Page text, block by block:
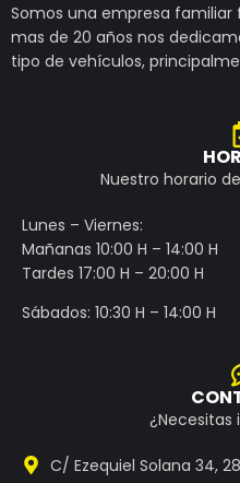
Somos una empresa familiar
mas de 20 años nos
tipo de vehículos,
Nuestro horario
Lunes – Viernes:
Mañanas 10:00 H – 14:00 H
Tardes 17:00 H – 20:00 H
Sábados: 10:30 H – 14:00 H
C/ Ezequiel Solana 34,